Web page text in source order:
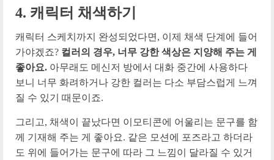
4. 캐릭터 채색하기
캐릭터 스케치까지 완성되었다면, 이제 채색 단계에 들어
가야겠죠? 컬러의 경우, 너무 강한 색상은 지양해 주는 게
좋아요. 아무래도 메신저 방에서 대화 중간에 사용하다
보니 너무 화려하거나 강한 컬러는 다소 부담스럽게 느껴
질 수 있기 때문이죠.
그리고, 채색이 끝났다면 이모티콘에 어울리는 문구를 함
께 기재해 주는 게 좋아요. 같은 모션에 포즈라고 하더라
도 위에 들어가는 문구에 따라 그 느낌이 달라질 수 있거